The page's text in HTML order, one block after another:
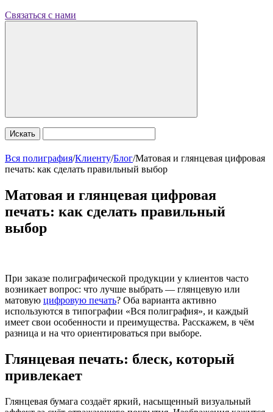
Связаться с нами
Искать
Вся полиграфия/Клиенту/Блог/Матовая и глянцевая цифровая
печать: как сделать правильный выбор
Матовая и глянцевая цифровая
печать: как сделать правильный
выбор
При заказе полиграфической продукции у клиентов часто
возникает вопрос: что лучше выбрать — глянцевую или
матовую цифровую печать? Оба варианта активно
используются в типографии «Вся полиграфия», и каждый
имеет свои особенности и преимущества. Расскажем, в чём
разница и на что ориентироваться при выборе.
Глянцевая печать: блеск, который
привлекает
Глянцевая бумага создаёт яркий, насыщенный визуальный